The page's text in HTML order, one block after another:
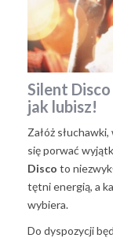
Silent
jak lubisz!
Załóż
się porwać
Disco to
tętni energią, a
wybiera.
Do dyspozycji